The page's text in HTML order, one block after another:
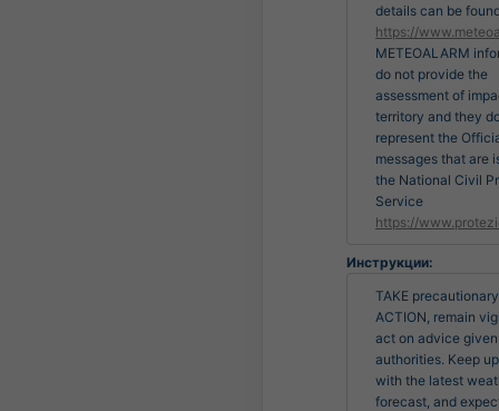
details can be
https://
METEOALARM
do not provide the
assessment of
territory and they
represent the
messages that are
the National Civil
Service
https://
Инструкции:
TAKE precautionary
ACTION, remain
act on advice
authorities. Keep
with the latest
forecast, and